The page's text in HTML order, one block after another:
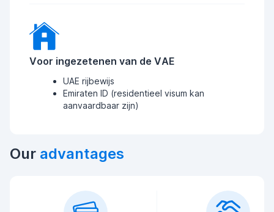
Voor ingezetenen van de VAE
UAE rijbewijs
Emiraten ID (residentieel visum kan
aanvaardbaar zijn)
Our advantages